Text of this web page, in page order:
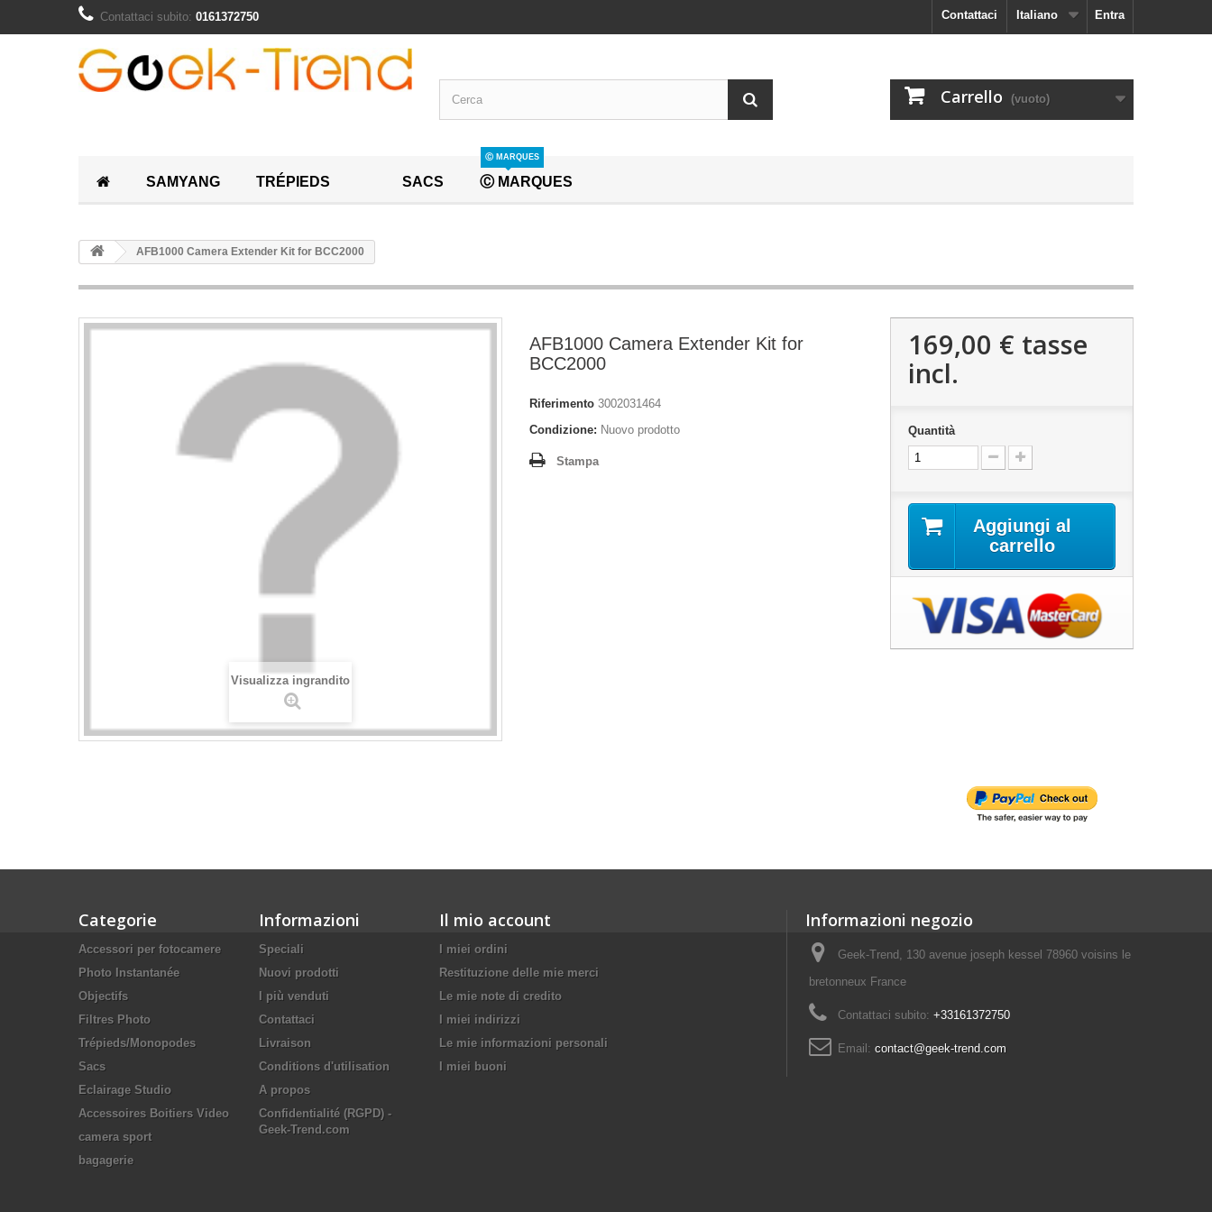
Entra
Italiano
Contattaci
Contattaci subito: 0161372750
Carrello (vuoto)
SAMYANG TRÉPIEDS SACS Ⓒ MARQUES
Ⓒ MARQUES
AFB1000 Camera Extender Kit for BCC2000
Visualizza ingrandito
AFB1000 Camera Extender Kit for
BCC2000
Riferimento 3002031464
Condizione: Nuovo prodotto
Stampa
169,00 € tasse
incl.
Quantità
Aggiungi al
carrello
Categorie
Accessori per fotocamere
Photo Instantanée
Objectifs
Filtres Photo
Trépieds/Monopodes
Sacs
Eclairage Studio
Accessoires Boitiers Video
camera sport
bagagerie
Informazioni
Speciali
Nuovi prodotti
I più venduti
Contattaci
Livraison
Conditions d'utilisation
A propos
Confidentialité (RGPD) -
Geek-Trend.com
Il mio account
I miei ordini
Restituzione delle mie merci
Le mie note di credito
I miei indirizzi
Le mie informazioni personali
I miei buoni
Informazioni negozio
Geek-Trend, 130 avenue joseph kessel 78960 voisins le
bretonneux France
Contattaci subito: +33161372750
Email: contact@geek-trend.com